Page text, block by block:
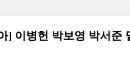
] 이병헌 박보영 박서준